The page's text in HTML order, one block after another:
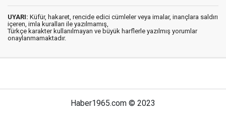
UYARI: Küfür, hakaret, rencide edici cümleler veya imalar, inançlara saldırı
içeren, imla kuralları ile yazılmamış,
Türkçe karakter kullanılmayan ve büyük harflerle yazılmış yorumlar
onaylanmamaktadır.
Haber1965.com © 2023